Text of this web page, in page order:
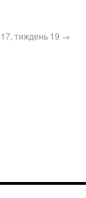
тиждень 19 →